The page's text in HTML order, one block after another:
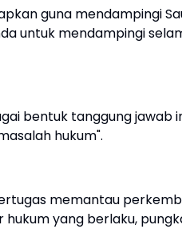
guna mendampingi
untuk mendampingi
bentuk tanggung
hukum".
memantau
yang berlaku,